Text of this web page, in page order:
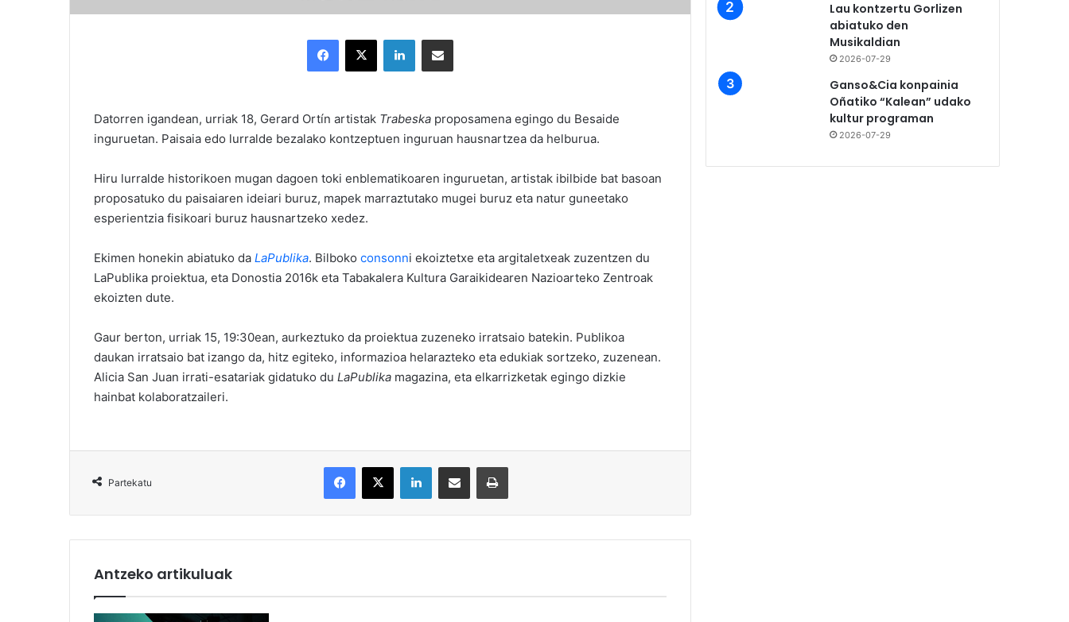
Datorren igandean, urriak 18, Gerard Ortín artistak Trabeska proposamena egingo du Besaide
inguruetan. Paisaia edo lurralde bezalako kontzeptuen inguruan hausnartzea da helburua.
Hiru lurralde historikoen mugan dagoen toki enblematikoaren inguruetan, artistak ibilbide bat basoan
proposatuko du paisaiaren ideiari buruz, mapek marraztutako mugei buruz eta natur guneetako
esperientzia fisikoari buruz hausnartzeko xedez.
Ekimen honekin abiatuko da LaPublika. Bilboko consonni ekoiztetxe eta argitaletxeak zuzentzen du
LaPublika proiektua, eta Donostia 2016k eta Tabakalera Kultura Garaikidearen Nazioarteko Zentroak
ekoizten dute.
Gaur berton, urriak 15, 19:30ean, aurkeztuko da proiektua zuzeneko irratsaio batekin. Publikoa
daukan irratsaio bat izango da, hitz egiteko, informazioa helarazteko eta edukiak sortzeko, zuzenean.
Alicia San Juan irrati-esatariak gidatuko du LaPublika magazina, eta elkarrizketak egingo dizkie
hainbat kolaboratzaileri.
Partekatu
Antzeko artikuluak
Lau kontzertu Gorlizen
abiatuko den
Musikaldian
2026-07-29
Ganso&Cia konpainia
Oñatiko “Kalean” udako
kultur programan
2026-07-29